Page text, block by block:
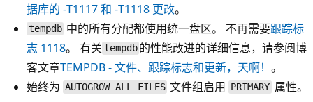
据库的 -T1117 和 -T1118 更改。
tempdb 中的所有分配都使用统一盘区。 不再需要跟踪标
志 1118。 有关 tempdb 的性能改进的详细信息，请参阅博
客文章TEMPDB - 文件、跟踪标志和更新，天啊！ 。
始终为 AUTOGROW_ALL_FILES 文件组启用 PRIMARY 属性。